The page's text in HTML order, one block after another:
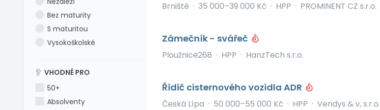
Bez maturity
S maturitou
Vysokoškolské
VHODNÉ PRO
50+
Absolventy
Brniště · 35 000–39 000 Kč · HPP · PROMINENT CZ s.r.o.
Zámečník - svářeč
Ploužnice268 · HPP · HanzTech s.r.o.
Řidič cisternového vozidla ADR
Česká Lípa · 50 000–55 000 Kč · HPP · Vendys & v, s.r.o.